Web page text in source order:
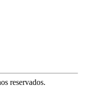
reservados.